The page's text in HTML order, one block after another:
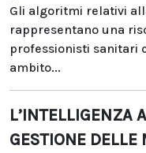
Gli algoritmi relativi
rappresentano una
professionisti sanitari
ambito...
L’INTELLIGENZA
GESTIONE DELLE